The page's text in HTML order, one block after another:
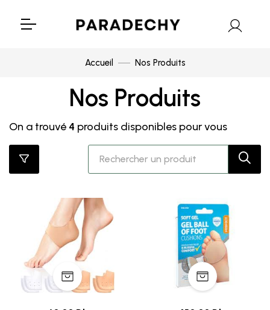
Accueil Nos Produits
Nos Produits
On a trouvé 4 produits disponibles pour vous